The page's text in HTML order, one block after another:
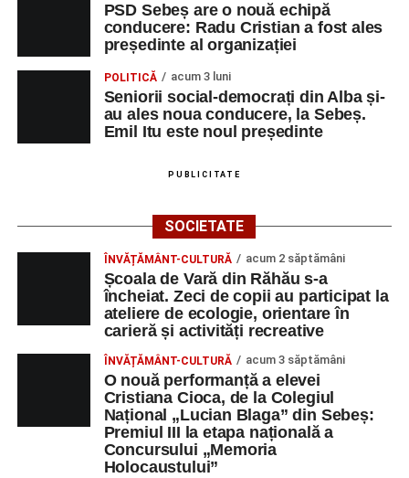
PSD Sebeș are o nouă echipă
conducere: Radu Cristian a fost ales
președinte al organizației
POLITICĂ acum 3 luni
Seniorii social-democrați din Alba și-
au ales noua conducere, la Sebeș.
Emil Itu este noul președinte
PUBLICITATE
SOCIETATE
ÎNVĂȚĂMÂNT-CULTURĂ acum 2 săptămâni
Școala de Vară din Răhău s-a
încheiat. Zeci de copii au participat la
ateliere de ecologie, orientare în
carieră și activități recreative
ÎNVĂȚĂMÂNT-CULTURĂ acum 3 săptămâni
O nouă performanță a elevei
Cristiana Cioca, de la Colegiul
Național „Lucian Blaga” din Sebeș:
Premiul III la etapa națională a
Concursului „Memoria
Holocaustului”